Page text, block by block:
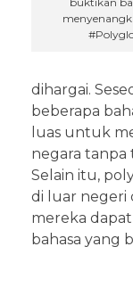
dihargai.
beberapa
luas untuk
negara tanpa
Selain itu,
di luar negeri
mereka
bahasa yang